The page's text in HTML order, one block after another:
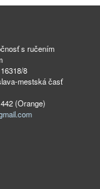
s ručením
8
mestská časť
(Orange)